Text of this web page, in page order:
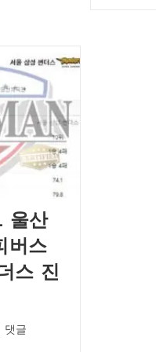
울산
버스
스 진
댓글